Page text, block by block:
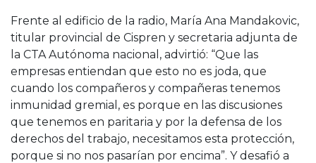
Frente al edificio de la radio, María Ana Mandakovic,
titular provincial de Cispren y secretaria adjunta de
la CTA Autónoma nacional, advirtió: “Que las
empresas entiendan que esto no es joda, que
cuando los compañeros y compañeras tenemos
inmunidad gremial, es porque en las discusiones
que tenemos en paritaria y por la defensa de los
derechos del trabajo, necesitamos esta protección,
porque si no nos pasarían por encima”. Y desafió a